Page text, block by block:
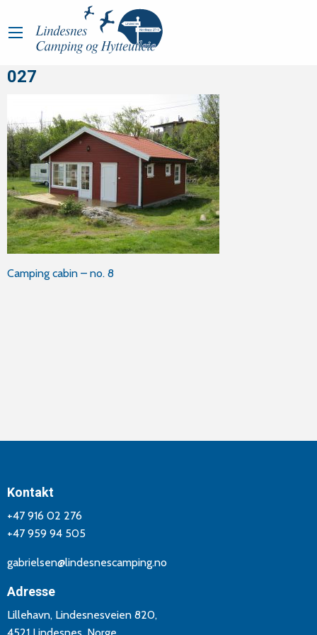
027
Innleggsnavigasjon
Camping cabin – no. 8
Kontakt
+47 916 02 276
+47 959 94 505
gabrielsen@lindesnescamping.no
Adresse
Lillehavn, Lindesnesveien 820,